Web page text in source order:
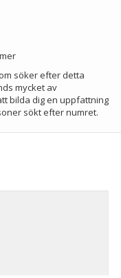
söker efter detta
mycket av
bilda dig en uppfattning
sökt efter numret.